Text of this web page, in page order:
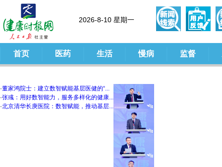
2026-8-10 星期一
首页 医药 生活 慢病 监督
·董家鸿院士：建立数智赋能基层医健的“...
·张彧：用好数智能力，服务多样化的健康...
·北京清华长庚医院：数智赋能，推动基层...